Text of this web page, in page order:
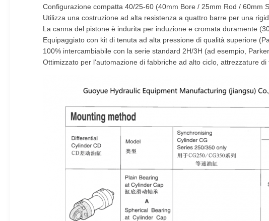
Configurazione compatta 40/25-60 (40mm Bore / 25mm Rod / 60mm
Utilizza una costruzione ad alta resistenza a quattro barre per una
La canna del pistone è indurita per induzione e cromata duramente
Equipaggiato con kit di tenuta ad alta pressione di qualità superiore
100% intercambiabile con la serie standard 2H/3H (ad esempio,
Ottimizzato per l'automazione di fabbriche ad alto ciclo, attrezzature